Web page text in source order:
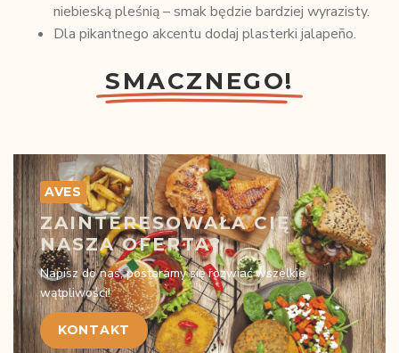
niebieską pleśnią – smak będzie bardziej wyrazisty.
Dla pikantnego akcentu dodaj plasterki jalapeño.
SMACZNEGO!
AVES
ZAINTERESOWAŁA CIĘ
NASZA OFERTA?
Napisz do nas, postaramy się rozwiać wszelkie
wątpliwości!
KONTAKT